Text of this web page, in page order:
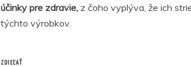
účinky pre zdravie, z čoho vyplýva, že ich
týchto výrobkov.
ZDIEĽAŤ